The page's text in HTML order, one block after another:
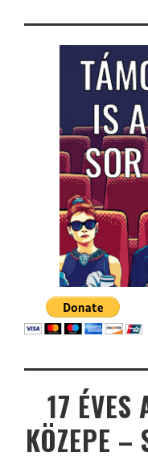
17 ÉVES
KÖZEPE –